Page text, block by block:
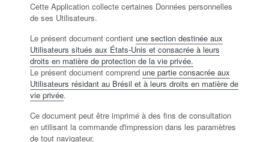
Cette Application collecte certaines Données personnelles
de ses Utilisateurs.
Le présent document contient une section destinée aux
Utilisateurs situés aux États-Unis et consacrée à leurs
droits en matière de protection de la vie privée.
Le présent document comprend une partie consacrée aux
Utilisateurs résidant au Brésil et à leurs droits en matière de
vie privée.
Ce document peut être imprimé à des fins de consultation
en utilisant la commande d'impression dans les paramètres
de tout navigateur.